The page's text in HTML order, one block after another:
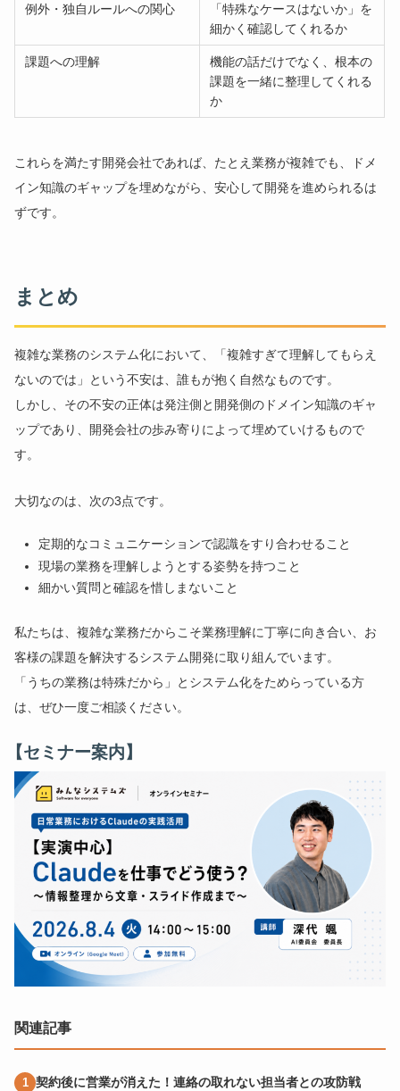
例外・独自ルールへの関心
「特殊なケースはないか」を
細かく確認してくれるか
課題への理解
機能の話だけでなく、根本の
課題を一緒に整理してくれる
か
これらを満たす開発会社であれば、たとえ業務が複雑でも、ドメ
イン知識のギャップを埋めながら、安心して開発を進められるは
ずです。
まとめ
複雑な業務のシステム化において、「複雑すぎて理解してもらえ
ないのでは」という不安は、誰もが抱く自然なものです。
しかし、その不安の正体は発注側と開発側のドメイン知識のギャ
ップであり、開発会社の歩み寄りによって埋めていけるもので
す。
大切なのは、次の3点です。
定期的なコミュニケーションで認識をすり合わせること
現場の業務を理解しようとする姿勢を持つこと
細かい質問と確認を惜しまないこと
私たちは、複雑な業務だからこそ業務理解に丁寧に向き合い、お
客様の課題を解決するシステム開発に取り組んでいます。
「うちの業務は特殊だから」とシステム化をためらっている方
は、ぜひ一度ご相談ください。
【セミナー案内】
関連記事
契約後に営業が消えた！連絡の取れない担当者との攻防戦